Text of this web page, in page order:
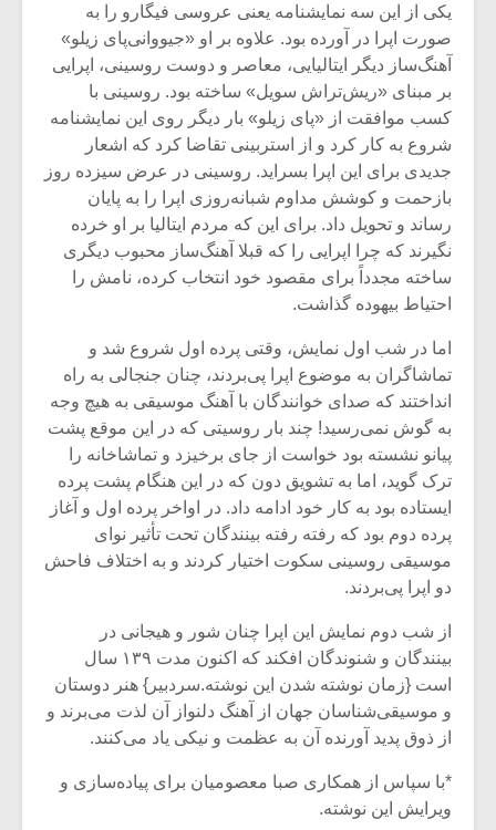
یکی از این سه‌ نمایشنامه یعنی عروسی فیگارو را به
صورت اپرا در آورده بود. علاوه بر او «جیووانی‌پای زیلو»
آهنگ‌ساز دیگر ایتالیایی، معاصر و دوست روسینی، اپرایی
بر مبنای «ریش‌تراش سویل» ساخته بود. روسینی با
کسب موافقت از «پای زیلو» بار دیگر روی این نمایشنامه
شروع به کار کرد و از استربینی تقاضا کرد که اشعار
جدیدی برای این اپرا بسراید. روسینی در عرض سیزده روز
بازحمت و کوشش مداوم شبانه‌روزی اپرا را به پایان
رساند و تحویل داد. برای این که مردم ایتالیا بر او خرده
نگیرند که چرا اپرایی را که قبلا آهنگ‌ساز محبوب دیگری
ساخته مجدداً برای مقصود خود انتخاب کرده، نامش را
احتیاط بیهوده گذاشت.
اما در شب اول نمایش، وقتی پرده اول شروع شد و
تماشاگران به موضوع اپرا پی‌بردند، چنان جنجالی به راه
انداختند که صدای خوانندگان با آهنگ موسیقی به هیچ وجه
به گوش نمی‌رسید! چند بار روسیتی که در این موقع پشت
پیانو نشسته بود خواست از جای برخیزد و تماشاخانه را
ترک گوید، اما به تشویق دون که در این هنگام پشت پرده
ایستاده بود به کار خود ادامه داد. در اواخر پرده اول و آغاز
پرده دوم بود که رفته رفته بینندگان تحت تأثیر نوای
موسیقی روسینی سکوت اختیار کردند و به اختلاف فاحش
دو اپرا پی‌بردند.
از شب دوم نمایش این اپرا چنان شور و هیجانی در
بینندگان و شنوندگان افکند که اکنون مدت ۱۳۹ سال
است {زمان نوشته شدن این نوشته.سردبیر} هنر دوستان
و موسیقی‌شناسان جهان از آهنگ دلنواز آن لذت می‌برند و
از ذوق پدید آورنده آن به عظمت و نیکی یاد می‌کنند.
*با سپاس از همکاری صبا معصومیان برای پیاده‌سازی و
ویرایش این نوشته.
اگر نمی توانی
مشهورترین باشی،
بدنام ترین باش
سکانسی
موسیقی